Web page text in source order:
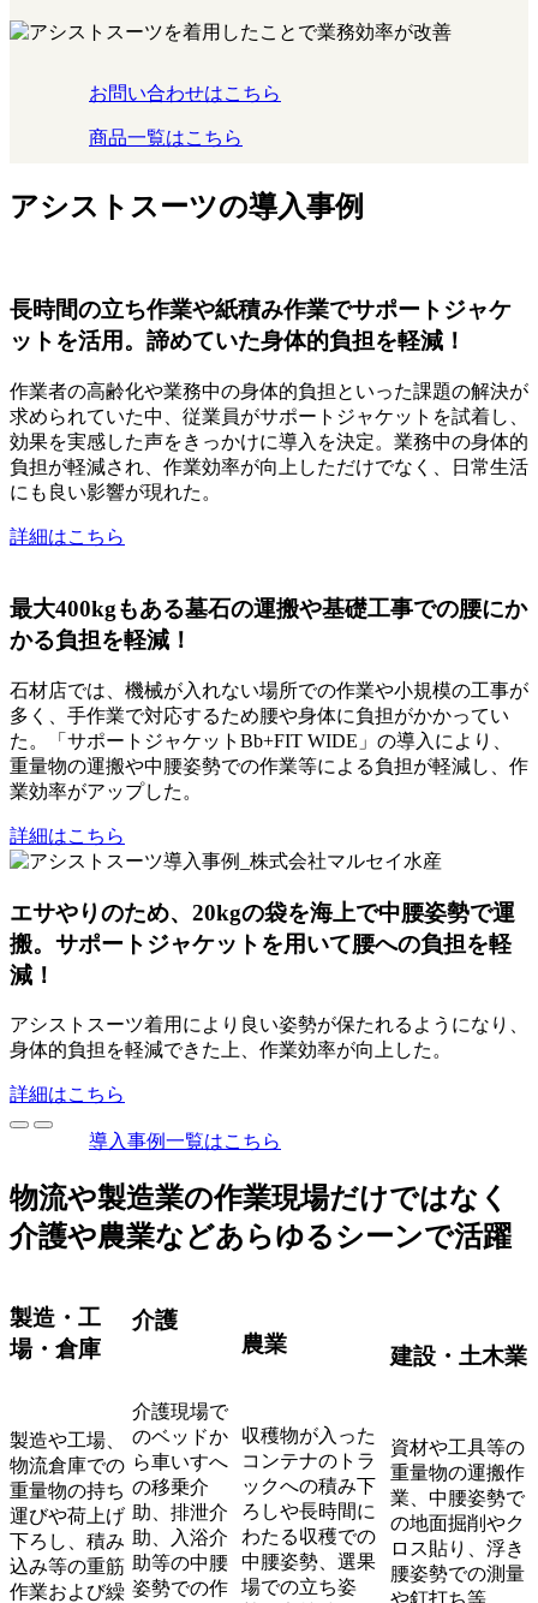
お問い合わせはこちら
商品一覧はこちら
アシストスーツの導入事例
長時間の立ち作業や紙積み作業でサポートジャケ
ットを活用。諦めていた身体的負担を軽減！
作業者の高齢化や業務中の身体的負担といった課題の解決が
求められていた中、従業員がサポートジャケットを試着し、
効果を実感した声をきっかけに導入を決定。業務中の身体的
負担が軽減され、作業効率が向上しただけでなく、日常生活
にも良い影響が現れた。
詳細はこちら
最大400kgもある墓石の運搬や基礎工事での腰にか
かる負担を軽減！
石材店では、機械が入れない場所での作業や小規模の工事が
多く、手作業で対応するため腰や身体に負担がかかってい
た。「サポートジャケットBb+FIT WIDE」の導入により、
重量物の運搬や中腰姿勢での作業等による負担が軽減し、作
業効率がアップした。
詳細はこちら
エサやりのため、20kgの袋を海上で中腰姿勢で運
搬。サポートジャケットを用いて腰への負担を軽
減！
アシストスーツ着用により良い姿勢が保たれるようになり、
身体的負担を軽減できた上、作業効率が向上した。
詳細はこちら
導入事例一覧はこちら
物流や製造業の作業現場だけではなく
介護や農業などあらゆるシーンで活躍
製造・工
場・倉庫
製造や工場、
物流倉庫での
重量物の持ち
運びや荷上げ
下ろし、積み
込み等の重筋
作業および繰
介護
介護現場で
のベッドか
ら車いすへ
の移乗介
助、排泄介
助、入浴介
助等の中腰
姿勢での作
農業
収穫物が入った
コンテナのトラ
ックへの積み下
ろしや長時間に
わたる収穫での
中腰姿勢、選果
場での立ち姿
建設・土木業
資材や工具等の
重量物の運搬作
業、中腰姿勢で
の地面掘削やク
ロス貼り、浮き
腰姿勢での測量